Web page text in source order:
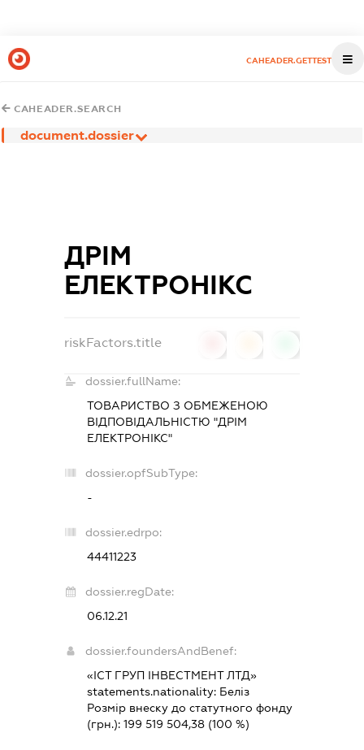
CAHEADER.GETTEST
CAHEADER.SEARCH
document.dossier
ДРІМ
ЕЛЕКТРОНІКС
riskFactors.title
dossier.fullName:
ТОВАРИСТВО З ОБМЕЖЕНОЮ
ВІДПОВІДАЛЬНІСТЮ "ДРІМ
ЕЛЕКТРОНІКС"
dossier.opfSubType:
-
dossier.edrpo:
44411223
dossier.regDate:
06.12.21
dossier.foundersAndBenef:
«ІСТ ГРУП ІНВЕСТМЕНТ ЛТД»
statements.nationality: Беліз
Розмір внеску до статутного фонду
(грн.):199 519 504,38 (100 %)